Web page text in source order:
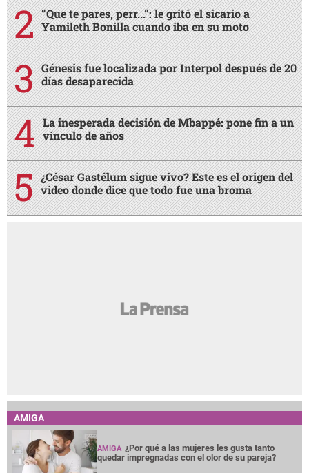
“Que te pares, perr...”: le gritó el sicario a
Yamileth Bonilla cuando iba en su moto
Génesis fue localizada por Interpol después de 20
días desaparecida
La inesperada decisión de Mbappé: pone fin a un
vínculo de años
¿César Gastélum sigue vivo? Este es el origen del
video donde dice que todo fue una broma
AMIGA
AMIGA ¿Por qué a las mujeres les gusta tanto
quedar impregnadas con el olor de su pareja?